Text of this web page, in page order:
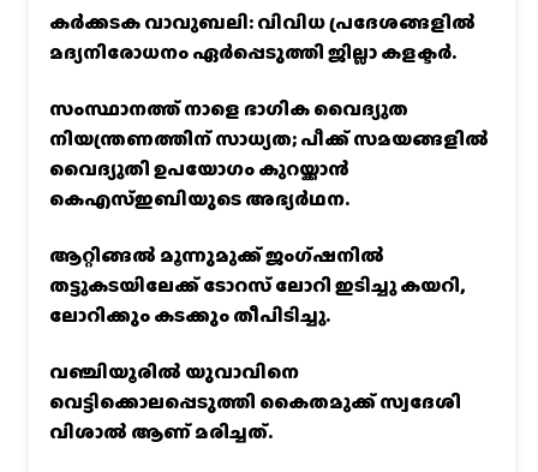
കര്‍ക്കടക വാവുബലി: വിവിധ പ്രദേശങ്ങളില്‍
മദ്യനിരോധനം ഏര്‍പ്പെടുത്തി ജില്ലാ കളക്ടര്‍.
സംസ്ഥാനത്ത് നാളെ ഭാഗിക വൈദ്യുത
നിയന്ത്രണത്തിന് സാധ്യത; പീക്ക് സമയങ്ങളില്‍
വൈദ്യുതി ഉപയോഗം കുറയ്ക്കാൻ
കെഎസ്‌ഇബിയുടെ അഭ്യര്‍ഥന.
ആറ്റിങ്ങൽ മൂന്നുമുക്ക് ജംഗ്ഷനിൽ
തട്ടുകടയിലേക്ക് ടോറസ് ലോറി ഇടിച്ചു കയറി,
ലോറിക്കും കടക്കും തീപിടിച്ചു.
വഞ്ചിയൂരില്‍ യുവാവിനെ
വെട്ടിക്കൊലപ്പെടുത്തി കൈതമുക്ക് സ്വദേശി
വിശാല്‍ ആണ് മരിച്ചത്.